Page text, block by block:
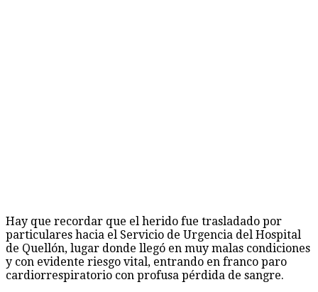
Hay que recordar que el herido fue trasladado por
particulares hacia el Servicio de Urgencia del Hospital
de Quellón, lugar donde llegó en muy malas condiciones
y con evidente riesgo vital, entrando en franco paro
cardiorrespiratorio con profusa pérdida de sangre.